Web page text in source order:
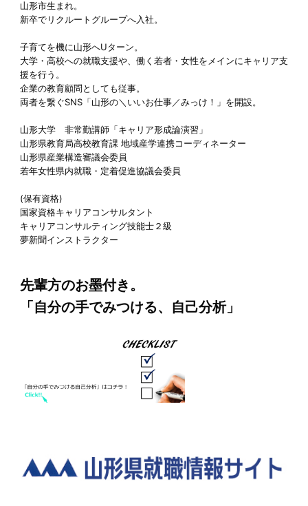
山形市生まれ。
新卒でリクルートグループへ入社。
子育てを機に山形へUターン。
大学・高校への就職支援や、働く若者・女性をメインにキャリア支
援を行う。
企業の教育顧問としても従事。
両者を繋ぐSNS「山形の＼いいお仕事／みっけ！」を開設。
山形大学 非常勤講師「キャリア形成論演習」
山形県教育局高校教育課 地域産学連携コーディネーター
山形県産業構造審議会委員
若年女性県内就職・定着促進協議会委員
(保有資格)
国家資格キャリアコンサルタント
キャリアコンサルティング技能士２級
夢新聞インストラクター
先輩方のお墨付き。
「自分の手でみつける、自己分析」